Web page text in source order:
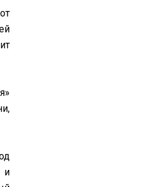
и